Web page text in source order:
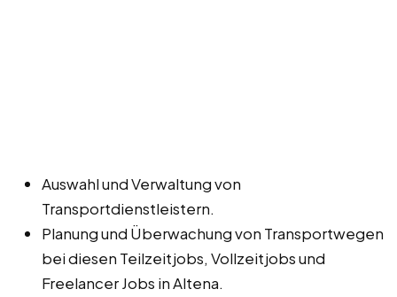
Auswahl und Verwaltung von
Transportdienstleistern.
Planung und Überwachung von Transportwegen
bei diesen Teilzeitjobs, Vollzeitjobs und
Freelancer Jobs in Altena.